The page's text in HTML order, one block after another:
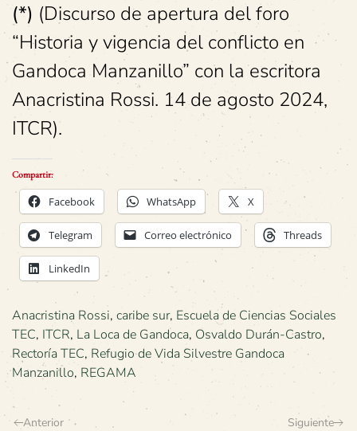
(*) (Discurso de apertura del foro
“Historia y vigencia del conflicto en
Gandoca Manzanillo” con la escritora
Anacristina Rossi. 14 de agosto 2024,
ITCR).
Compartir:
Facebook WhatsApp X
Telegram Correo electrónico Threads
LinkedIn
Anacristina Rossi, caribe sur, Escuela de Ciencias Sociales
TEC, ITCR, La Loca de Gandoca, Osvaldo Durán-Castro,
Rectoría TEC, Refugio de Vida Silvestre Gandoca
Manzanillo, REGAMA
Anterior Siguiente